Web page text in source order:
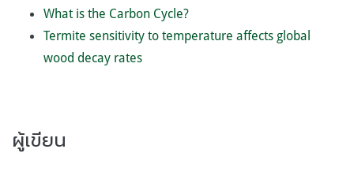
What is the Carbon Cycle?
Termite sensitivity to temperature affects global
wood decay rates
ผู้เขียน